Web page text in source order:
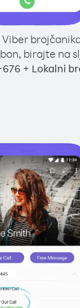
birajte na
676 + Lokalni